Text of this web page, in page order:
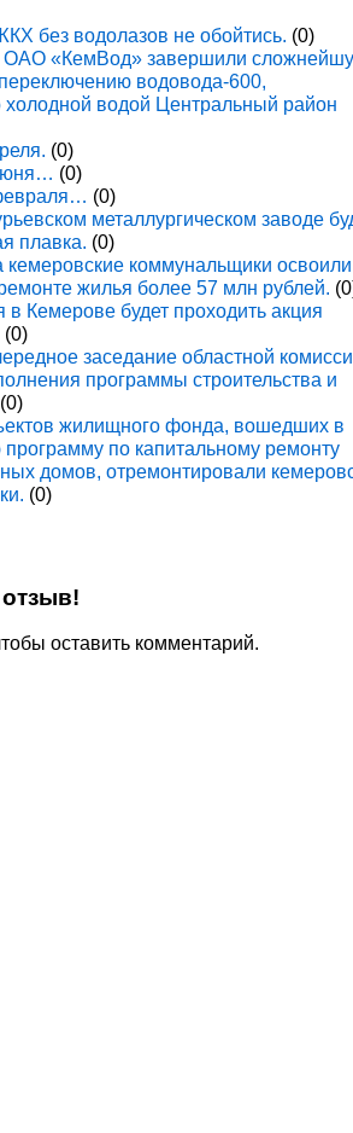
без водолазов не обойтись. (0)
ОАО «КемВод» завершили
водовода-600,
водой Центральный район
(0)
(0)
(0)
металлургическом заводе
плавка. (0)
кемеровские коммунальщики
жилья более 57 млн рублей.
в Кемерове будет проходить акция
(0)
заседание областной
программы строительства и
(0)
жилищного фонда, вошедших в
по капитальному ремонту
домов, отремонтировали
(0)
оставить комментарий.